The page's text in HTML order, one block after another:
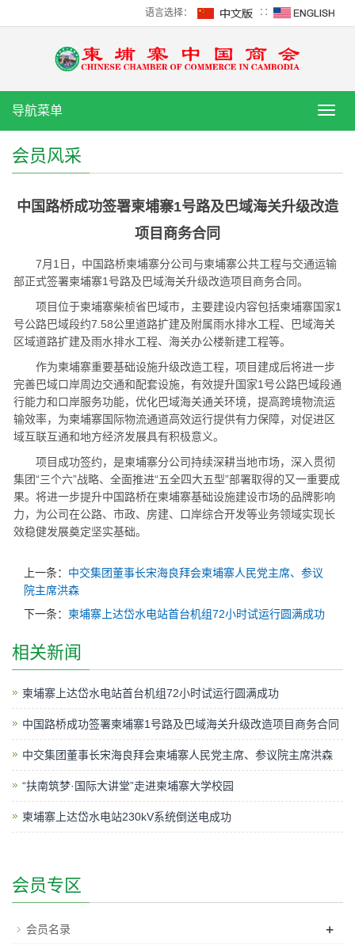
语言选择： ∷
导
导航菜单
会员风采
中国路桥成功签署柬埔寨1号路及巴域海关升级改造
项目商务合同
7月1日，中国路桥柬埔寨分公司与柬埔寨公共工程与交通运输
部正式签署柬埔寨1号路及巴域海关升级改造项目商务合同。
项目位于柬埔寨柴桢省巴域市，主要建设内容包括柬埔寨国家1
号公路巴域段约7.58公里道路扩建及附属雨水排水工程、巴域海关
区域道路扩建及雨水排水工程、海关办公楼新建工程等。
作为柬埔寨重要基础设施升级改造工程，项目建成后将进一步
完善巴域口岸周边交通和配套设施，有效提升国家1号公路巴域段通
行能力和口岸服务功能，优化巴域海关通关环境，提高跨境物流运
输效率，为柬埔寨国际物流通道高效运行提供有力保障，对促进区
域互联互通和地方经济发展具有积极意义。
项目成功签约，是柬埔寨分公司持续深耕当地市场，深入贯彻
集团“三个六”战略、全面推进“五全四大五型”部署取得的又一重要成
果。将进一步提升中国路桥在柬埔寨基础设施建设市场的品牌影响
力，为公司在公路、市政、房建、口岸综合开发等业务领域实现长
效稳健发展奠定坚实基础。
上一条： 中交集团董事长宋海良拜会柬埔寨人民党主席、参议
院主席洪森
下一条： 柬埔寨上达岱水电站首台机组72小时试运行圆满成功
相关新闻
柬埔寨上达岱水电站首台机组72小时试运行圆满成功
中国路桥成功签署柬埔寨1号路及巴域海关升级改造项目商务合同
中交集团董事长宋海良拜会柬埔寨人民党主席、参议院主席洪森
“扶南筑梦·国际大讲堂”走进柬埔寨大学校园
柬埔寨上达岱水电站230kV系统倒送电成功
会员专区
会员名录 +